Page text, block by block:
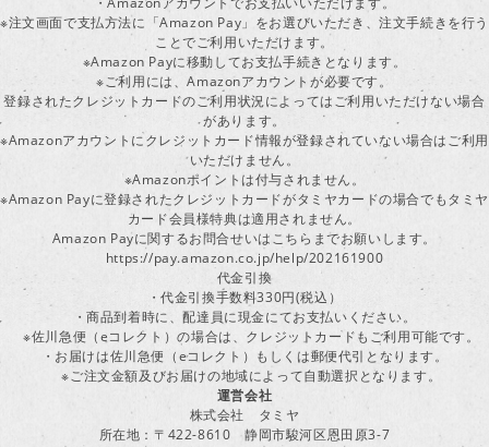
※注文画面で支払方法に「Amazon Pay」をお選びいただき、注文手続きを行う
ことでご利用いただけます。
※Amazon Payに移動してお支払手続きとなります。
※ご利用には、Amazonアカウントが必要です。
登録されたクレジットカードのご利用状況によってはご利用いただけない場合
があります。
※Amazonアカウントにクレジットカード情報が登録されていない場合はご利用
いただけません。
※Amazonポイントは付与されません。
※Amazon Payに登録されたクレジットカードがタミヤカードの場合でもタミヤ
カード会員様特典は適用されません。
Amazon Payに関するお問合せいはこちらまでお願いします。
https://pay.amazon.co.jp/help/202161900
代金引換
・代金引換手数料330円(税込）
・商品到着時に、配達員に現金にてお支払いください。
※佐川急便（eコレクト）の場合は、クレジットカードもご利用可能です。
・お届けは佐川急便（eコレクト）もしくは郵便代引となります。
※ご注文金額及びお届けの地域によって自動選択となります。
運営会社
株式会社 タミヤ
所在地：〒422-8610 静岡市駿河区恩田原3-7